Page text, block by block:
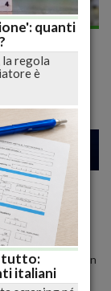
e
27
sentito che sta
per questo, non
e le scelte
quanti
la regola
è
tutto:
italiani